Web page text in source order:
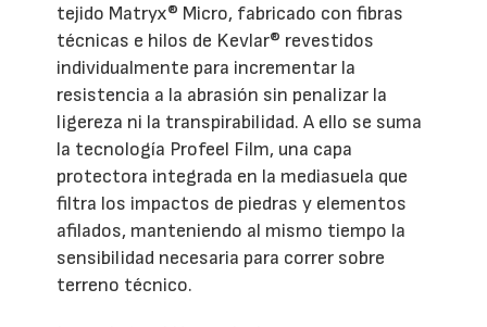
tejido Matryx® Micro, fabricado con fibras
técnicas e hilos de Kevlar® revestidos
individualmente para incrementar la
resistencia a la abrasión sin penalizar la
ligereza ni la transpirabilidad. A ello se suma
la tecnología Profeel Film, una capa
protectora integrada en la mediasuela que
filtra los impactos de piedras y elementos
afilados, manteniendo al mismo tiempo la
sensibilidad necesaria para correr sobre
terreno técnico.